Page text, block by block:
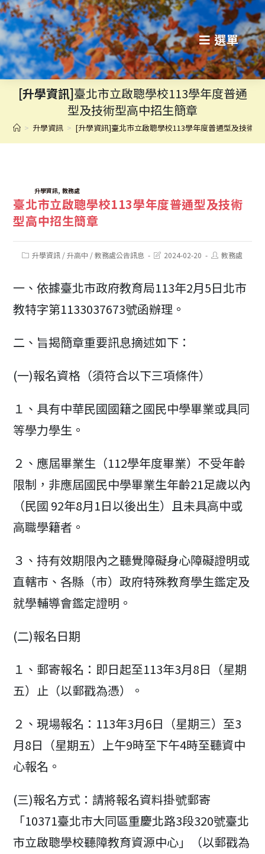
跳
轉
至
主
選單
[升學資訊]臺北市立啟聰學校113學年度普通
型及技術型高中招生簡章
> 升學資訊 > [升學資訊]臺北市立啟聰學校113學年度普通型及技術
TAGS:升學資訊, 教務處
臺北市立啟聰學校113學年度普通型及技術
型高中招生簡章
Post升學資訊 / 升高中 / 教務處公告訊息
Post2024-02-20
Post教務處
一、依據臺北市政府教育局113年2月5日北市
教特字第1133037673號函辦理。
二、旨揭簡章重要訊息摘述如下：
(一)報名資格（須符合以下三項條件）
１、具有中華民國國籍之國民中學畢業或具同
等學力學生。
２、應屆畢業生（112學年度畢業）不受年齡
限制，非應屆國民中學畢業生年齡21足歲以內
（民國 92年8月1日以後出生）且未具高中或
高職學籍者。
３、持有效期限內之聽覺障礙身心障礙證明或
直轄市、各縣（市）政府特殊教育學生鑑定及
就學輔導會鑑定證明。
(二)報名日期
１、郵寄報名：即日起至113年3月8日（星期
五）止（以郵戳為憑）。
２、現場報名：113年3月6日（星期三）至3
月8日（星期五）上午9時至下午4時至聽資中
心報名。
(三)報名方式：請將報名資料掛號郵寄
「10371臺北市大同區重慶北路3段320號臺北
市立啟聰學校聽障教育資源中心」（以郵戳為